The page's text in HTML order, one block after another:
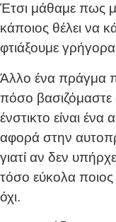
Έτσι μάθαμε πως
κάποιος θέλει να
φτιάξουμε
Άλλο ένα πράγμα
πόσο βασιζόμαστε
ένστικτο είναι
αφορά στην
γιατί αν δεν
τόσο εύκολα ποιος
όχι.